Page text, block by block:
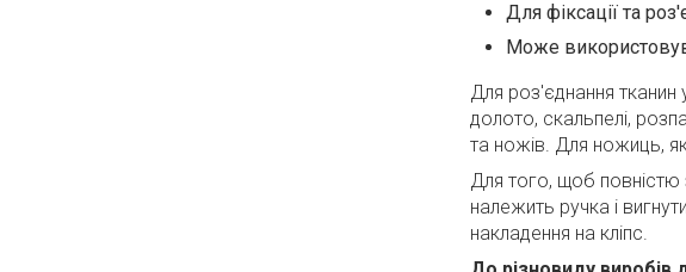
Для фіксації та
Може
Для роз'єднання тканин
долото, скальпелі,
та ножів. Для ножиць,
Для того, щоб повністю
належить ручка і
накладення на кліпс.